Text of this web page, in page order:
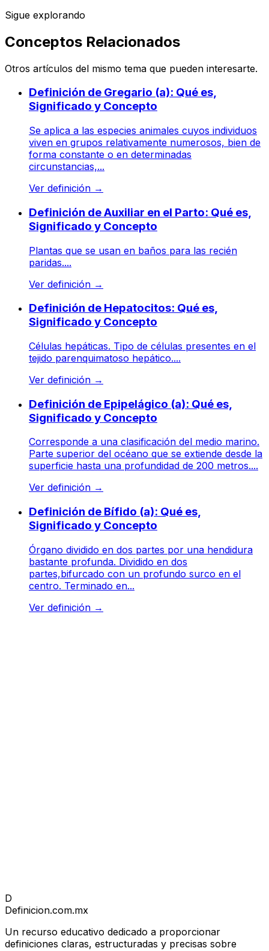
Sigue explorando
Conceptos Relacionados
Otros artículos del mismo tema que pueden interesarte.
Definición de Gregario (a): Qué es,
Significado y Concepto
Se aplica a las especies animales cuyos individuos
viven en grupos relativamente numerosos, bien de
forma constante o en determinadas
circunstancias,...
Ver definición →
Definición de Auxiliar en el Parto: Qué es,
Significado y Concepto
Plantas que se usan en baños para las recién
paridas....
Ver definición →
Definición de Hepatocitos: Qué es,
Significado y Concepto
Células hepáticas. Tipo de células presentes en el
tejido parenquimatoso hepático....
Ver definición →
Definición de Epipelágico (a): Qué es,
Significado y Concepto
Corresponde a una clasificación del medio marino.
Parte superior del océano que se extiende desde la
superficie hasta una profundidad de 200 metros....
Ver definición →
Definición de Bífido (a): Qué es,
Significado y Concepto
Órgano dividido en dos partes por una hendidura
bastante profunda. Dividido en dos
partes,bifurcado con un profundo surco en el
centro. Terminado en...
Ver definición →
D
Definicion.com.mx
Un recurso educativo dedicado a proporcionar
definiciones claras, estructuradas y precisas sobre